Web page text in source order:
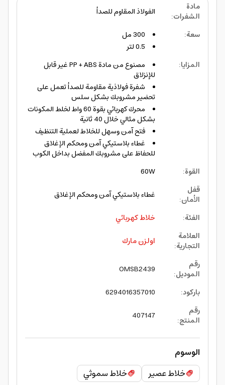
مادة
الشفرات:
الفولاذ المقاوم للصدأ
سعة:
300 مل
0.5 لتر
المزايا:
مصنوع من مادة PP + ABS غير قابل
للإنزلاق
شفرة فولاذية مقاومة للصدأ تعمل على
تحضير مشروبك بشكل سلس
محرك كهربائي بقوة 60 واط لخلط المكونات
بشكل مثالي خلال 40 ثانية
فتح آمن وسهل للخلاط لعملية التنظيف
غطاء بلاستيكي آمن ومحكم الإغلاق
للحفاظ على مشروبك المفضل بداخل الكوب
القوة:
60W
قفل
الأمان:
غطاء بلاستيكي آمن ومحكم الإغلاق
الفئة:
خلاط كهربائي
العلامة
التجارية:
اولزن مارك
رقم
الموديل:
OMSB2439
باركود:
6294016357010
رقم
المنتج:
407147
الوسوم
خلاط عصير
خلاط سموثي